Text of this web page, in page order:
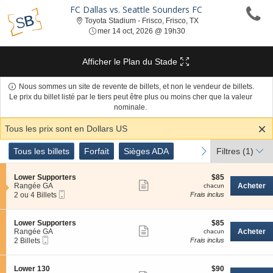
FC Dallas vs. Seattle Sounders FC
Toyota Stadium - Frisco, Frisco, TXToyota Stadium -
mer 14 oct, 2026 @ 19h30mer 14 oct, 2026 @ 19h30
Afficher le Plan du Stade
Nous sommes un site de revente de billets, et non le vendeur de billets.
Le prix du billet listé par le tiers peut être plus ou moins cher que la valeur
nominale.
Tous les prix sont en Dollars US
Genre
de
previous
Tous les billets
Tous les billets Forfait
Forfait Sièges ADA
Sièges ADA next
Filtres (1)
S
e
c
i
o
n
L
o
w
r
Lower Supporters
Rangée GA
2
4
Billets
disponible
2 ou 4 Billets
de
$85
chacun
$85
chacun
Frais inclus
Acheter
S
e
c
i
o
Lower Supporters
Rangée GA
2
disponible
2 Billets
de
$85
chacun
$85
chacun
Frais inclus
Acheter
SLower 130
$90
$90